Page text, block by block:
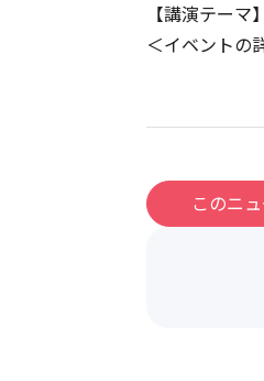
【講演テー
＜イベントの
このニ